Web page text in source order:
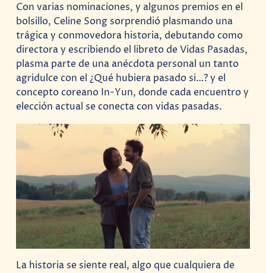
Con varias nominaciones, y algunos premios en el
bolsillo, Celine Song sorprendió plasmando una
trágica y conmovedora historia, debutando como
directora y escribiendo el libreto de Vidas Pasadas,
plasma parte de una anécdota personal un tanto
agridulce con el ¿Qué hubiera pasado si…? y el
concepto coreano In-Yun, donde cada encuentro y
elección actual se conecta con vidas pasadas.
La historia se siente real, algo que cualquiera de